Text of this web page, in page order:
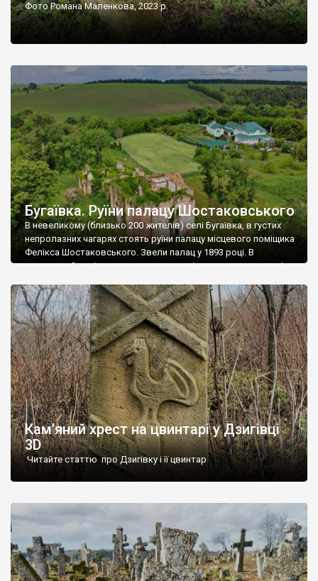
Фото Романа Маленкова, 2023 р.
Бугаївка. Руїни палацу Шостаковського
В невеликому (близько 200 жителів) селі Бугаївка, в густих
непролазних чагарях стоять руїни палацу місцевого поміщика
Фелікса Шостаковського. Звели палац у 1893 році. В
радянський період у ньому спочатку містилася школа, потім
століття тут розмістили туберкульозну лікарню. Коли із
палацу виїхала лікарня – ми точно не […]
Кам’яний хрест на цвинтарі у Дзигівці
3D
Читайте статтю про Дзигівку і її цвинтар